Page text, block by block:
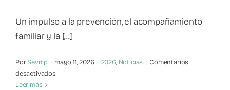
Contacto
Un impulso a la prevención, el acompañamiento
familiar y la [...]
PorSevifip | mayo 11, 2026 | 2026, Noticias | Comentarios
desactivadosen
Leer más